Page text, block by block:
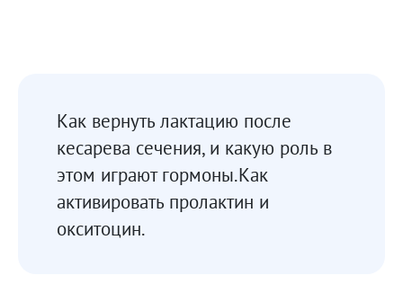
Как вернуть лактацию после
кесарева сечения, и какую роль в
этом играют гормоны.Как
активировать пролактин и
окситоцин.